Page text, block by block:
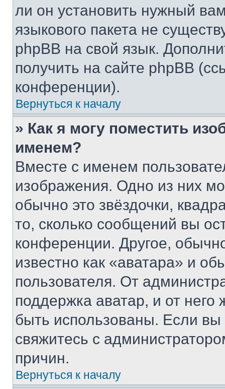
ли он установить нужный
языкового пакета не
phpBB на свой язык.
получить на сайте phpBB
конференции).
Вернуться к началу
» Как я могу поместить
именем?
Вместе с именем
изображения. Одно из них
обычно это звёздочки,
то, сколько сообщений вы
конференции. Другое,
известно как «аватара» и
пользователя. От
поддержка аватар, и от него
быть использованы. Если
свяжитесь с
причин.
Вернуться к началу